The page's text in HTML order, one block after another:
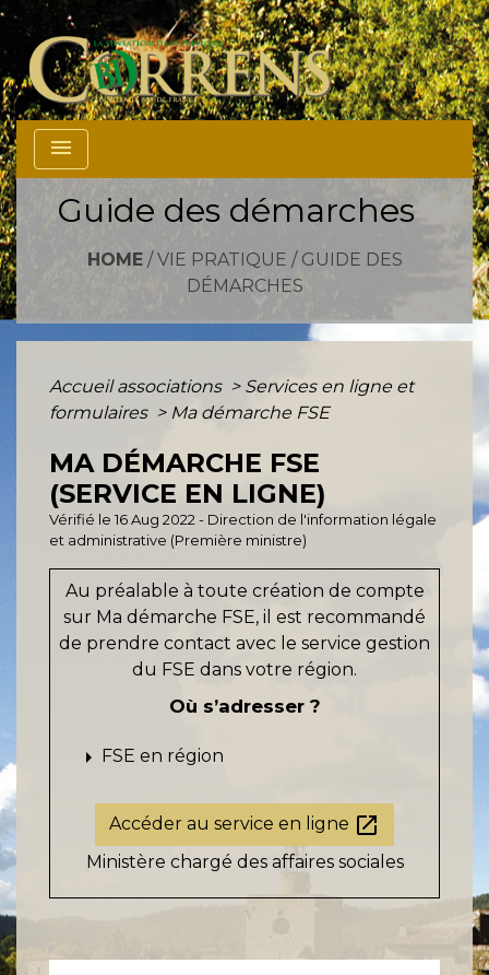
menu
Guide des démarches
HOME/ VIE PRATIQUE / GUIDE DES
DÉMARCHES
Accueil associations > Services en ligne et
formulaires > Ma démarche FSE
MA DÉMARCHE FSE
(SERVICE EN LIGNE)
Vérifié le 16 Aug 2022 - Direction de l'information légale
et administrative (Première ministre)
Au préalable à toute création de compte
sur Ma démarche FSE, il est recommandé
de prendre contact avec le service gestion
du FSE dans votre région.
Où s’adresser ?
arrow_right FSE en région
Accéder au service en ligne open_in_new
Ministère chargé des affaires sociales